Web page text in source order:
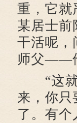
重，它就
某居士前
干活呢
师父——
“这就
来，你只
了。有